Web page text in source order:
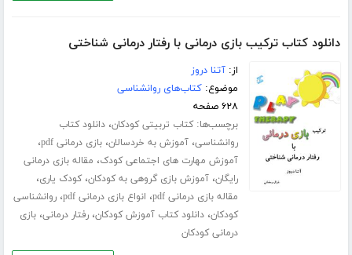
دانلود کتاب ترکیب بازی درمانی با رفتار درمانی شناختی
از:آتنا دروز
موضوع:کتاب‌های روانشناسی
۶۲۸ صفحه
برچسب‌ها:کتاب تربیتی کودکان،دانلود کتاب
روانشناسی،آموزش به خردسالان،بازی درمانی pdf ،
آموزش مهارت های اجتماعی کودک، مقاله بازی درمانی
رایگان،آموزش بازی گروهی به کودکان،کودک یاری،
مقاله بازی درمانی pdf ، انواع بازی درمانی pdf ،روانشناسی
کودکان،دانلود کتاب آموزش کودکان،رفتار درمانی،بازی
درمانی کودکان